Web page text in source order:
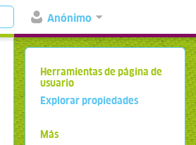
Anónimo
Herramientas de página de
usuario
Explorar propiedades
Más